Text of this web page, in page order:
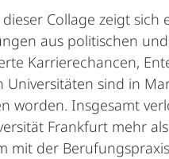
Collage zeigt
aus politischen
Karrierechancen,
Universitäten sind in
worden. Insgesamt
Frankfurt mehr
mit der